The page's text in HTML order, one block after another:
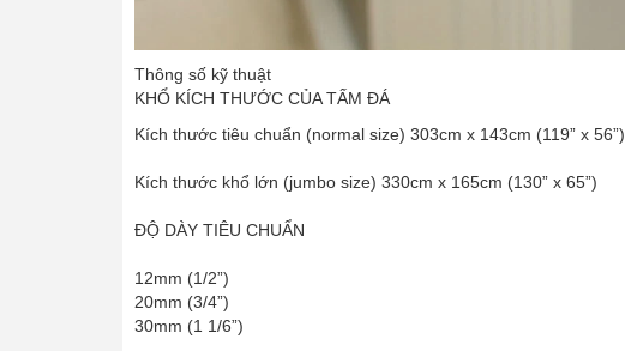
Thông số kỹ thuật
KHỔ KÍCH THƯỚC CỦA TẤM ĐÁ
Kích thước tiêu chuẩn (normal size) 303cm x 143cm (119” x 56”)
Kích thước khổ lớn (jumbo size) 330cm x 165cm (130” x 65”)
ĐỘ DÀY TIÊU CHUẨN
12mm (1/2”)
20mm (3/4”)
30mm (1 1/6”)